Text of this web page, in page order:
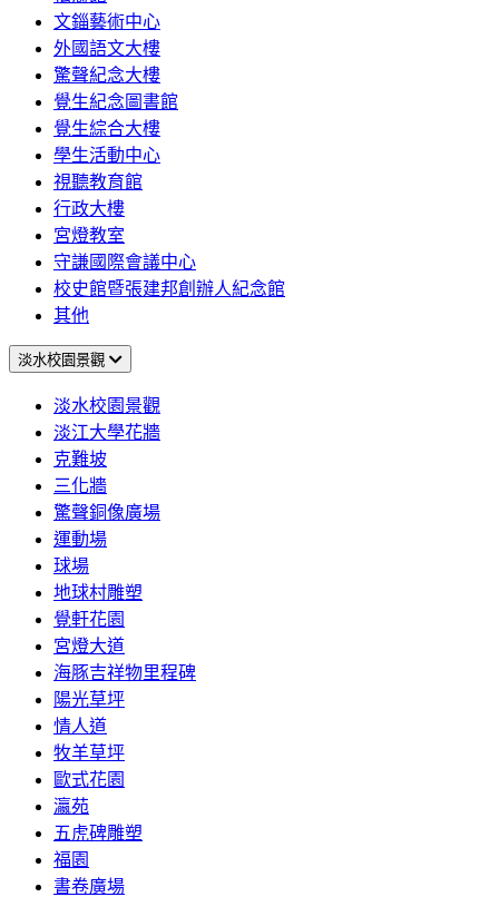
文錙藝術中心
外國語文大樓
驚聲紀念大樓
覺生紀念圖書館
覺生綜合大樓
學生活動中心
視聽教育館
行政大樓
宮燈教室
守謙國際會議中心
校史館暨張建邦創辦人紀念館
其他
淡水校園景觀
淡水校園景觀
淡江大學花牆
克難坡
三化牆
驚聲銅像廣場
運動場
球場
地球村雕塑
覺軒花園
宮燈大道
海豚吉祥物里程碑
陽光草坪
情人道
牧羊草坪
歐式花園
瀛苑
五虎碑雕塑
福園
書卷廣場